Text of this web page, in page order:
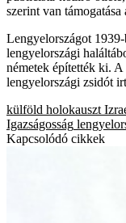
szerint van támogatása
Lengyelországot
lengyelországi
németek építették ki.
lengyelországi zsidót
külföld holokauszt
Igazságosság
Kapcsolódó cikkek